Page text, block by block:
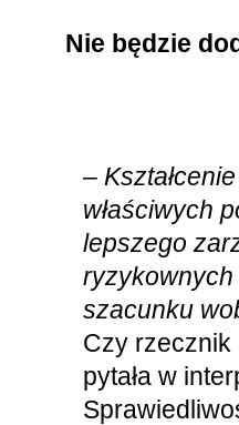
Nie będzie
–
właściwych
lepszego
ryzykownych
szacunku
Czy rzecznik
pytała w